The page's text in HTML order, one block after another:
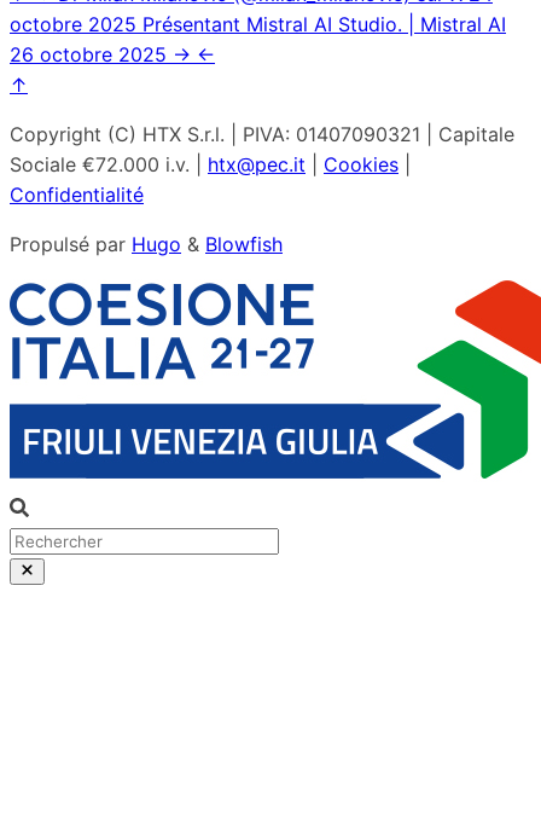
octobre 2025 Présentant Mistral AI Studio. | Mistral AI
26 octobre 2025 → ←
↑
Copyright (C) HTX S.r.l. | PIVA: 01407090321 | Capitale
Sociale €72.000 i.v. | htx@pec.it Cookies
Confidentialité
Propulsé par Hugo & Blowfish